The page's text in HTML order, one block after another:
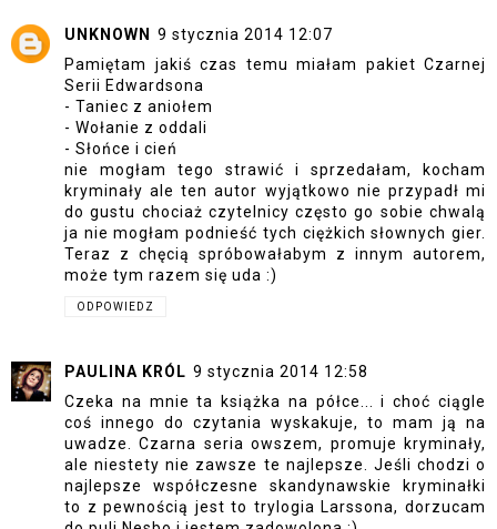
UNKNOWN 9 stycznia 2014 12:07
Pamiętam jakiś czas temu miałam pakiet Czarnej
Serii Edwardsona
- Taniec z aniołem
- Wołanie z oddali
- Słońce i cień
nie mogłam tego strawić i sprzedałam, kocham
kryminały ale ten autor wyjątkowo nie przypadł mi
do gustu chociaż czytelnicy często go sobie chwalą
ja nie mogłam podnieść tych ciężkich słownych gier.
Teraz z chęcią spróbowałabym z innym autorem,
może tym razem się uda :)
ODPOWIEDZ
PAULINA KRÓL 9 stycznia 2014 12:58
Czeka na mnie ta książka na półce... i choć ciągle
coś innego do czytania wyskakuje, to mam ją na
uwadze. Czarna seria owszem, promuje kryminały,
ale niestety nie zawsze te najlepsze. Jeśli chodzi o
najlepsze współczesne skandynawskie kryminałki
to z pewnością jest to trylogia Larssona, dorzucam